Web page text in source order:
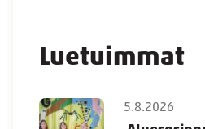
Luetuimmat
5.8.2026